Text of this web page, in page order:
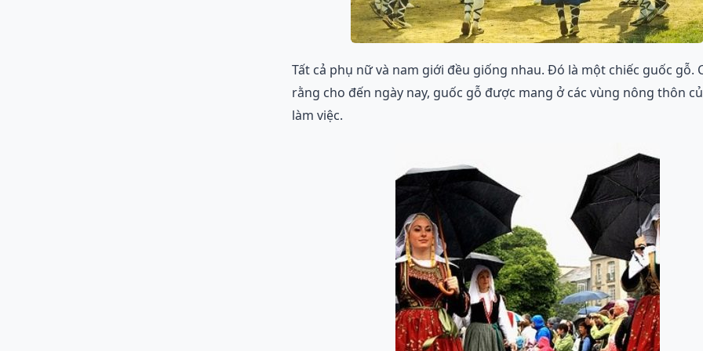
Tất cả phụ nữ và nam giới đều giống nhau. Đó là một chiếc guốc gỗ.
rằng cho đến ngày nay, guốc gỗ được mang ở các vùng nông thôn
làm việc.